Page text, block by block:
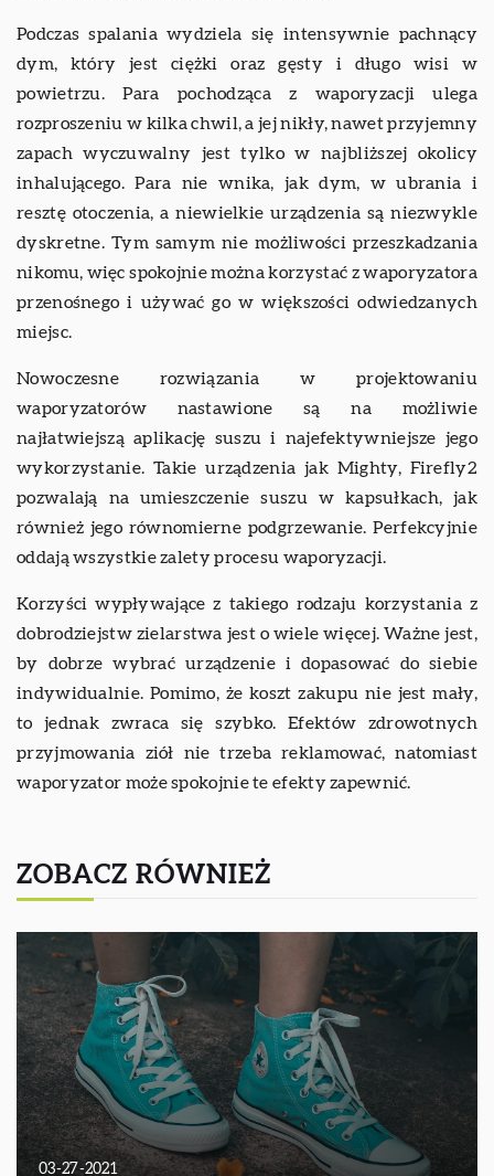
Podczas spalania wydziela się intensywnie pachnący
dym, który jest ciężki oraz gęsty i długo wisi w
powietrzu. Para pochodząca z waporyzacji ulega
rozproszeniu w kilka chwil, a jej nikły, nawet przyjemny
zapach wyczuwalny jest tylko w najbliższej okolicy
inhalującego. Para nie wnika, jak dym, w ubrania i
resztę otoczenia, a niewielkie urządzenia są niezwykle
dyskretne. Tym samym nie możliwości przeszkadzania
nikomu, więc spokojnie można korzystać z waporyzatora
przenośnego i używać go w większości odwiedzanych
miejsc.
Nowoczesne rozwiązania w projektowaniu
waporyzatorów nastawione są na możliwie
najłatwiejszą aplikację suszu i najefektywniejsze jego
wykorzystanie. Takie urządzenia jak Mighty, Firefly2
pozwalają na umieszczenie suszu w kapsułkach, jak
również jego równomierne podgrzewanie. Perfekcyjnie
oddają wszystkie zalety procesu waporyzacji.
Korzyści wypływające z takiego rodzaju korzystania z
dobrodziejstw zielarstwa jest o wiele więcej. Ważne jest,
by dobrze wybrać urządzenie i dopasować do siebie
indywidualnie. Pomimo, że koszt zakupu nie jest mały,
to jednak zwraca się szybko. Efektów zdrowotnych
przyjmowania ziół nie trzeba reklamować, natomiast
waporyzator może spokojnie te efekty zapewnić.
ZOBACZ RÓWNIEŻ
03-27-2021